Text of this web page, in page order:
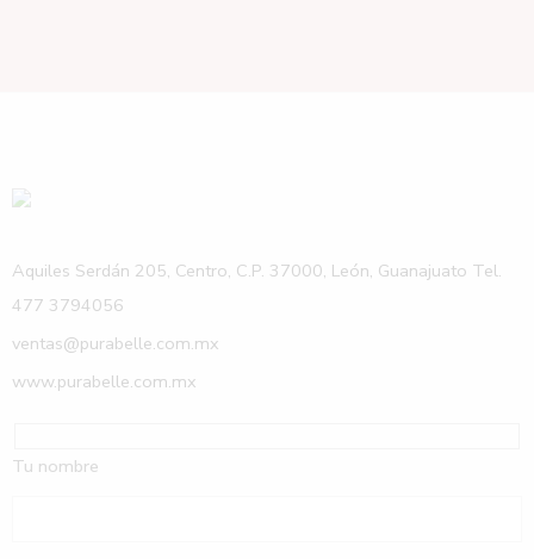
Aquiles Serdán 205, Centro, C.P. 37000, León, Guanajuato Tel.
477 3794056
ventas@purabelle.com.mx
www.purabelle.com.mx
Tu nombre